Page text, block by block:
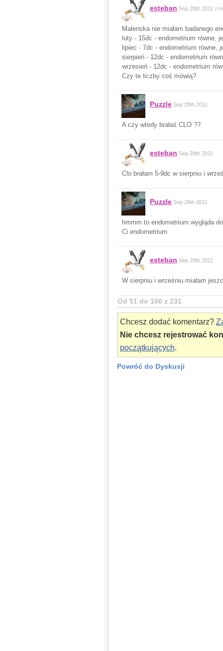
esteban Sep 28th 2011
Malenska nie miałam badanego
luty - 15dc - endometrium równe,
lipiec - 7dc - endometrium równe,
sierpień - 12dc - endometrium
wrzesień - 12dc - endometrium
Czy te liczby coś mówią?
Puzzle Sep 28th 2011
A czy wtedy brałaś CLO ??
esteban Sep 28th 2011
Clo brałam 5-9dc w sierpniu i
Puzzle Sep 28th 2011
hmmm to endometrium wygląda
Ci endometrium
esteban Sep 28th 2011
W sierpniu i wrześniu miałam
Od 51 do 100 z 231
Chcesz dodać komentarz?
Nie chcesz rejestrować
początkujących.
Powróć do Dyskusji